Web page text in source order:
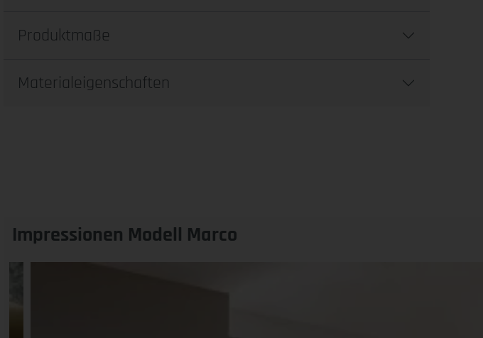
Produktmaße
Materialeigenschaften
Impressionen Modell Marco